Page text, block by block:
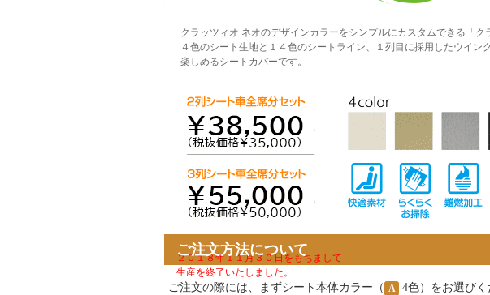
クラッツィオ ネオのデザインカラーをシンプルにカスタムできる「ク
４色のシート生地と１４色のシートライン、１列目に採用したウイン
楽しめるシートカバーです。
２０１８年１１月３０日をもちまして
生産を終了いたしました。
ご注文方法について
ご注文の際には、まずシート本体カラー（ A
4色）をお選びく